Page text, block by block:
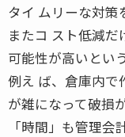
タイ ムリーな対策
またコ スト低減だ
可能性が高いとい
例え ば、倉庫内で
が雑になって破損
「時間」も管理会